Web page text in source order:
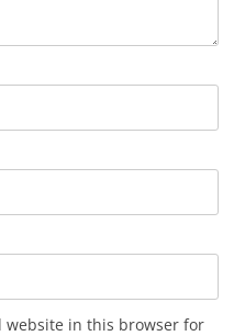
website in this browser for